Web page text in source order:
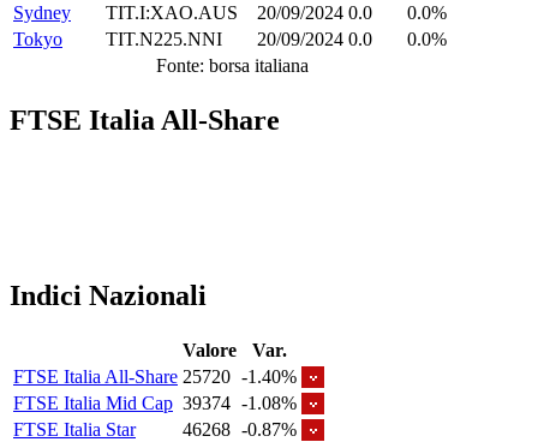
Sydney
TIT.I:XAO.AUS 20/09/2024 0.0
0.0%
Tokyo
TIT.N225.NNI 20/09/2024 0.0
0.0%
Fonte: borsa italiana
FTSE Italia All-Share
Indici Nazionali
Valore
Var.
FTSE Italia All-Share 25720 -1.40%
FTSE Italia Mid Cap 39374 -1.08%
FTSE Italia Star
46268 -0.87%